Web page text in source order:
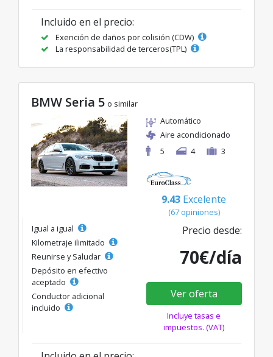
Incluido en el precio:
Exención de daños por colisión (CDW)
La responsabilidad de terceros(TPL)
BMW Seria 5 o similar
Automático
Aire acondicionado
5
4 3
9.43 Excelente
(67 opiniones)
Igual a igual
Kilometraje ilimitado
Reunirse y Saludar
Depósito en efectivo
aceptado
Conductor adicional
incluido
Precio desde:
70€/día
Ver oferta
Incluye tasas e
impuestos. (VAT)